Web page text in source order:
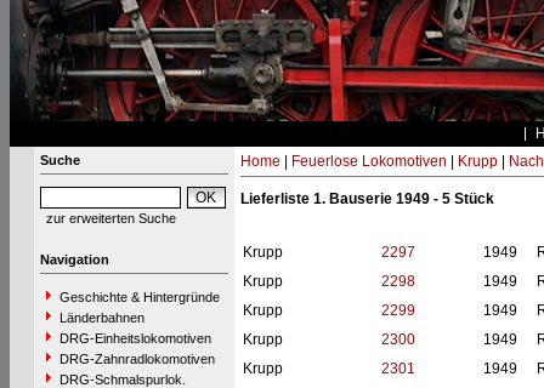
Suche
zur erweiterten Suche
Navigation
Geschichte & Hintergründe
Länderbahnen
DRG-Einheitslokomotiven
DRG-Zahnradlokomotiven
DRG-Schmalspurlok.
Home Feuerlose Lokomotiven Krupp|
Lieferliste 1. Bauserie 1949 - 5 Stück
Krupp 2297 1949
Krupp
2298 1949
Krupp
2299 1949
Krupp
2300 1949
Krupp
2301 1949